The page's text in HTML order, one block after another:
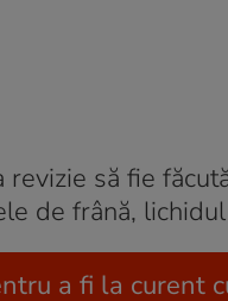
să fie
de frână,
a fi la curent